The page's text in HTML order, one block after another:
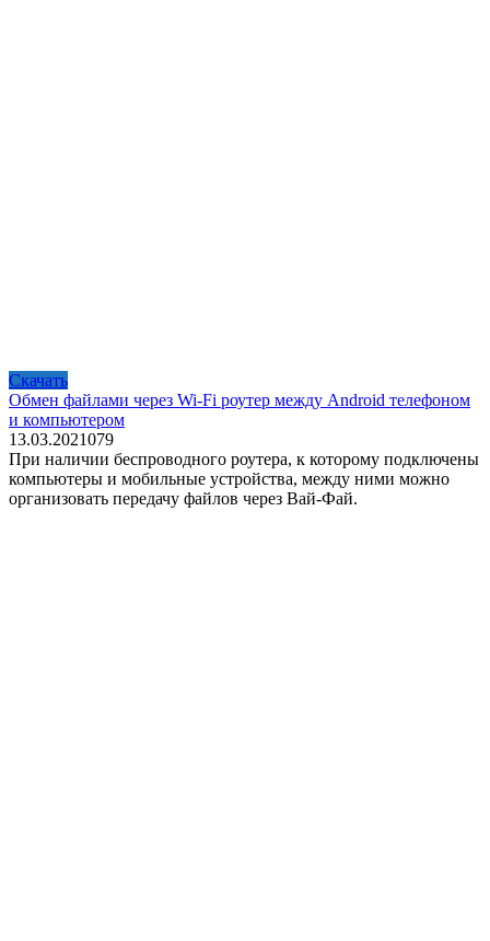
Скачать
Обмен файлами через Wi-Fi роутер между Android телефоном
и компьютером
13.03.2021079
При наличии беспроводного роутера, к которому подключены
компьютеры и мобильные устройства, между ними можно
организовать передачу файлов через Вай-Фай.